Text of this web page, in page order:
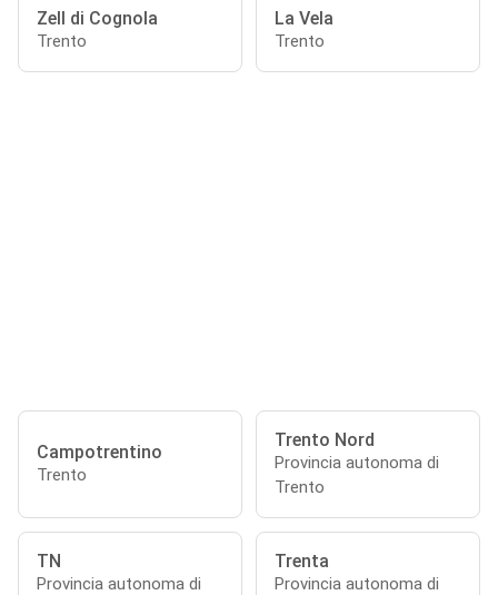
Zell di Cognola
Trento
La Vela
Trento
Campotrentino
Trento
Trento Nord
Provincia autonoma di
Trento
TN
Provincia autonoma di
Trenta
Provincia autonoma di